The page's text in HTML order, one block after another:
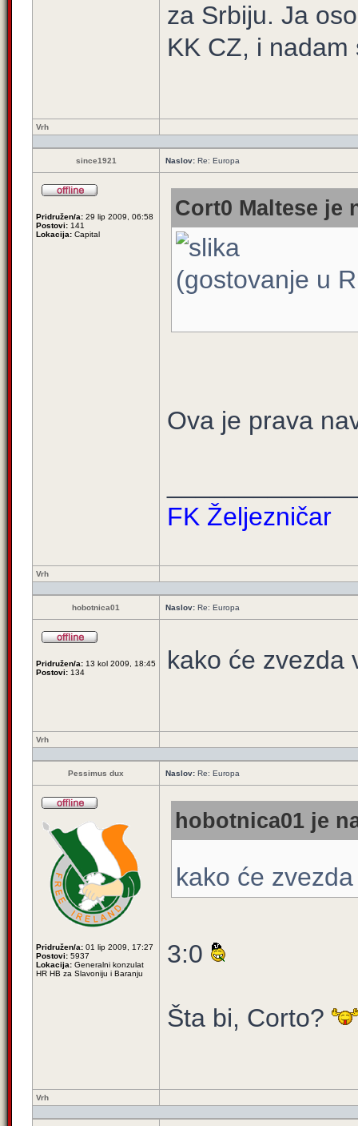
za Srbiju. Ja
KK CZ, i
Vrh
since1921 Naslov: Re: Europa
Pridružen/a: 29 lip 2009, 06:58
Postovi: 141
Lokacija: Capital
Cort0 Maltese je
(gostovanje u
Ova je prava
FK Željezničar
Vrh
hobotnica01 Naslov: Re: Europa
Pridružen/a: 13 kol 2009, 18:45
Postovi: 134 kako će
Vrh
Pessimus dux Naslov: Re: Europa
Pridružen/a: 01 lip 2009, 17:27
Postovi: 5937
Lokacija: Generalni konzulat
HR HB za Slavoniju i Baranju
hobotnica01 je
kako će
3:0
Šta bi, Corto?
Vrh